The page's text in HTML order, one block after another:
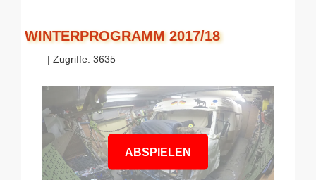
WINTERPROGRAMM 2017/18
| Zugriffe: 3635
ABSPIELEN